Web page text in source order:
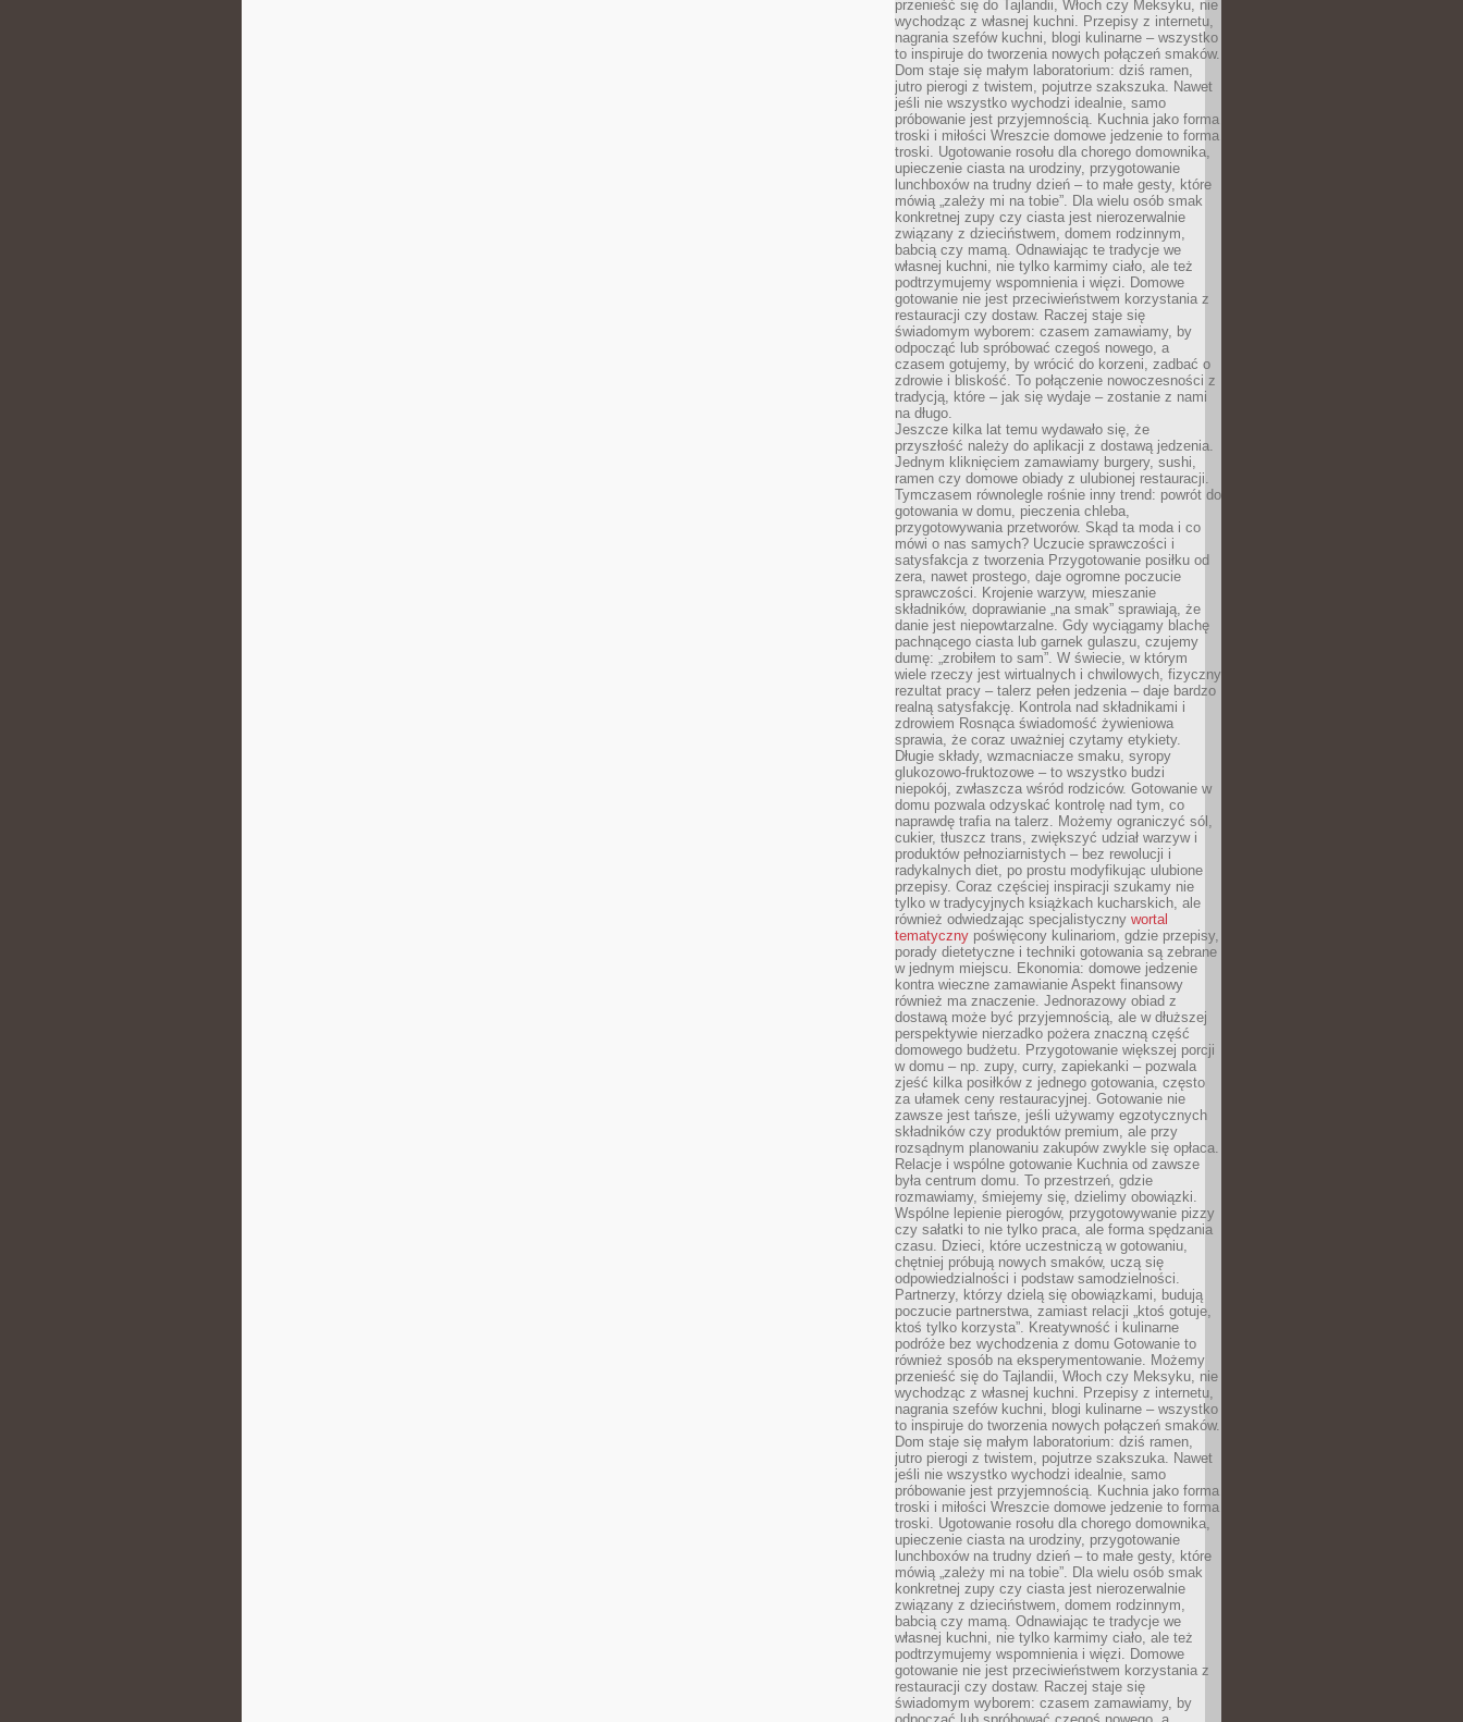
przenieść się do Tajlandii, Włoch czy Meksyku, nie
wychodząc z własnej kuchni. Przepisy z internetu,
nagrania szefów kuchni, blogi kulinarne – wszystko
to inspiruje do tworzenia nowych połączeń smaków.
Dom staje się małym laboratorium: dziś ramen,
jutro pierogi z twistem, pojutrze szakszuka. Nawet
jeśli nie wszystko wychodzi idealnie, samo
próbowanie jest przyjemnością. Kuchnia jako forma
troski i miłości Wreszcie domowe jedzenie to forma
troski. Ugotowanie rosołu dla chorego domownika,
upieczenie ciasta na urodziny, przygotowanie
lunchboxów na trudny dzień – to małe gesty, które
mówią „zależy mi na tobie”. Dla wielu osób smak
konkretnej zupy czy ciasta jest nierozerwalnie
związany z dzieciństwem, domem rodzinnym,
babcią czy mamą. Odnawiając te tradycje we
własnej kuchni, nie tylko karmimy ciało, ale też
podtrzymujemy wspomnienia i więzi. Domowe
gotowanie nie jest przeciwieństwem korzystania z
restauracji czy dostaw. Raczej staje się
świadomym wyborem: czasem zamawiamy, by
odpocząć lub spróbować czegoś nowego, a
czasem gotujemy, by wrócić do korzeni, zadbać o
zdrowie i bliskość. To połączenie nowoczesności z
tradycją, które – jak się wydaje – zostanie z nami
na długo.
Jeszcze kilka lat temu wydawało się, że
przyszłość należy do aplikacji z dostawą jedzenia.
Jednym kliknięciem zamawiamy burgery, sushi,
ramen czy domowe obiady z ulubionej restauracji.
Tymczasem równolegle rośnie inny trend: powrót do
gotowania w domu, pieczenia chleba,
przygotowywania przetworów. Skąd ta moda i co
mówi o nas samych? Uczucie sprawczości i
satysfakcja z tworzenia Przygotowanie posiłku od
zera, nawet prostego, daje ogromne poczucie
sprawczości. Krojenie warzyw, mieszanie
składników, doprawianie „na smak” sprawiają, że
danie jest niepowtarzalne. Gdy wyciągamy blachę
pachnącego ciasta lub garnek gulaszu, czujemy
dumę: „zrobiłem to sam”. W świecie, w którym
wiele rzeczy jest wirtualnych i chwilowych, fizyczny
rezultat pracy – talerz pełen jedzenia – daje bardzo
realną satysfakcję. Kontrola nad składnikami i
zdrowiem Rosnąca świadomość żywieniowa
sprawia, że coraz uważniej czytamy etykiety.
Długie składy, wzmacniacze smaku, syropy
glukozowo-fruktozowe – to wszystko budzi
niepokój, zwłaszcza wśród rodziców. Gotowanie w
domu pozwala odzyskać kontrolę nad tym, co
naprawdę trafia na talerz. Możemy ograniczyć sól,
cukier, tłuszcz trans, zwiększyć udział warzyw i
produktów pełnoziarnistych – bez rewolucji i
radykalnych diet, po prostu modyfikując ulubione
przepisy. Coraz częściej inspiracji szukamy nie
tylko w tradycyjnych książkach kucharskich, ale
również odwiedzając specjalistyczny wortal
tematyczny poświęcony kulinariom, gdzie przepisy,
porady dietetyczne i techniki gotowania są zebrane
w jednym miejscu. Ekonomia: domowe jedzenie
kontra wieczne zamawianie Aspekt finansowy
również ma znaczenie. Jednorazowy obiad z
dostawą może być przyjemnością, ale w dłuższej
perspektywie nierzadko pożera znaczną część
domowego budżetu. Przygotowanie większej porcji
w domu – np. zupy, curry, zapiekanki – pozwala
zjeść kilka posiłków z jednego gotowania, często
za ułamek ceny restauracyjnej. Gotowanie nie
zawsze jest tańsze, jeśli używamy egzotycznych
składników czy produktów premium, ale przy
rozsądnym planowaniu zakupów zwykle się opłaca.
Relacje i wspólne gotowanie Kuchnia od zawsze
była centrum domu. To przestrzeń, gdzie
rozmawiamy, śmiejemy się, dzielimy obowiązki.
Wspólne lepienie pierogów, przygotowywanie pizzy
czy sałatki to nie tylko praca, ale forma spędzania
czasu. Dzieci, które uczestniczą w gotowaniu,
chętniej próbują nowych smaków, uczą się
odpowiedzialności i podstaw samodzielności.
Partnerzy, którzy dzielą się obowiązkami, budują
poczucie partnerstwa, zamiast relacji „ktoś gotuje,
ktoś tylko korzysta”. Kreatywność i kulinarne
podróże bez wychodzenia z domu Gotowanie to
również sposób na eksperymentowanie. Możemy
przenieść się do Tajlandii, Włoch czy Meksyku, nie
wychodząc z własnej kuchni. Przepisy z internetu,
nagrania szefów kuchni, blogi kulinarne – wszystko
to inspiruje do tworzenia nowych połączeń smaków.
Dom staje się małym laboratorium: dziś ramen,
jutro pierogi z twistem, pojutrze szakszuka. Nawet
jeśli nie wszystko wychodzi idealnie, samo
próbowanie jest przyjemnością. Kuchnia jako forma
troski i miłości Wreszcie domowe jedzenie to forma
troski. Ugotowanie rosołu dla chorego domownika,
upieczenie ciasta na urodziny, przygotowanie
lunchboxów na trudny dzień – to małe gesty, które
mówią „zależy mi na tobie”. Dla wielu osób smak
konkretnej zupy czy ciasta jest nierozerwalnie
związany z dzieciństwem, domem rodzinnym,
babcią czy mamą. Odnawiając te tradycje we
własnej kuchni, nie tylko karmimy ciało, ale też
podtrzymujemy wspomnienia i więzi. Domowe
gotowanie nie jest przeciwieństwem korzystania z
restauracji czy dostaw. Raczej staje się
świadomym wyborem: czasem zamawiamy, by